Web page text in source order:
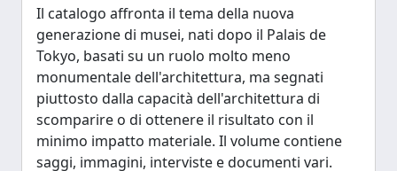
Il catalogo affronta il tema della nuova
generazione di musei, nati dopo il Palais de
Tokyo, basati su un ruolo molto meno
monumentale dell'architettura, ma segnati
piuttosto dalla capacità dell'architettura di
scomparire o di ottenere il risultato con il
minimo impatto materiale. Il volume contiene
saggi, immagini, interviste e documenti vari.